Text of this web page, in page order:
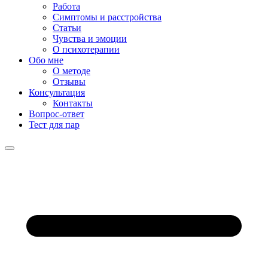
Работа
Симптомы и расстройства
Статьи
Чувства и эмоции
О психотерапии
Обо мне
О методе
Отзывы
Консультация
Контакты
Вопрос-ответ
Тест для пар